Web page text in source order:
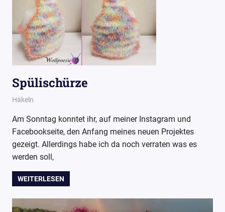
Spülischürze
9. April 2019
Wollpoesie
Häkeln
Am Sonntag konntet ihr, auf meiner Instagram und
Facebookseite, den Anfang meines neuen Projektes
gezeigt. Allerdings habe ich da noch verraten was es
werden soll,
WEITERLESEN